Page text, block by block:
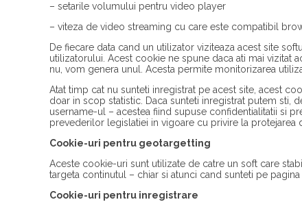
– setarile volumului pentru video player
– viteza de video streaming cu care este compatibil
De fiecare data cand un utilizator viziteaza acest site
utilizatorului. Acest cookie ne spune daca ati mai vizitat
nu, vom genera unul. Acesta permite monitorizarea
Atat timp cat nu sunteti inregistrat pe acest site, acest
doar in scop statistic. Daca sunteti inregistrat putem sti,
username-ul – acestea fiind supuse confidentialitatii si
prevederilor legislatiei in vigoare cu privire la protejarea
Cookie-uri pentru geotargetting
Aceste cookie-uri sunt utilizate de catre un soft care
targeta continutul – chiar si atunci cand sunteti pe
Cookie-uri pentru inregistrare